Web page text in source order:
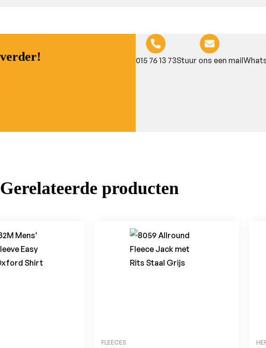
015 76 13 73Stuur ons een mail
Gerelateerde producten
FLEECES